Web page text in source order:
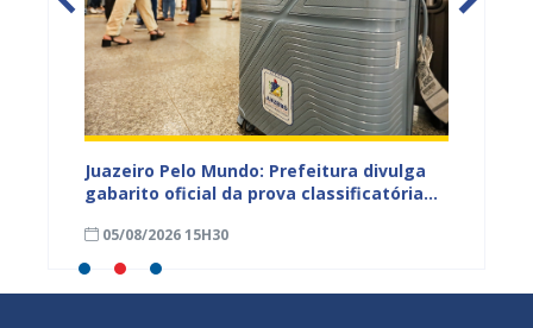
Juazeiro Pelo Mundo: Prefeitura divulga
gabarito oficial da prova classificatória
05/08/2026 15H30